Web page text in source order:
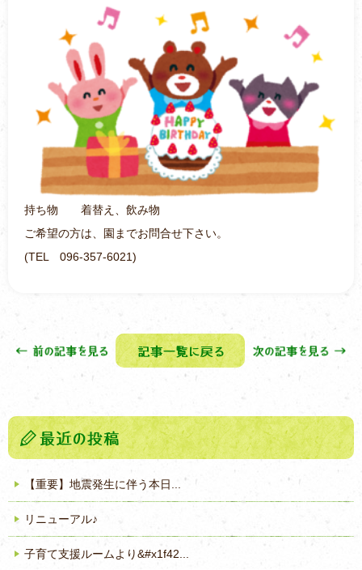
持ち物 着替え、飲み物
ご希望の方は、園までお問合せ下さい。
(TEL 096-357-6021)
【重要】地震発生に伴う本日...
リニューアル♪
子育て支援ルームより&#x1f42...